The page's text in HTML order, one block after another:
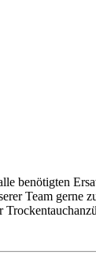
benötigten
Team